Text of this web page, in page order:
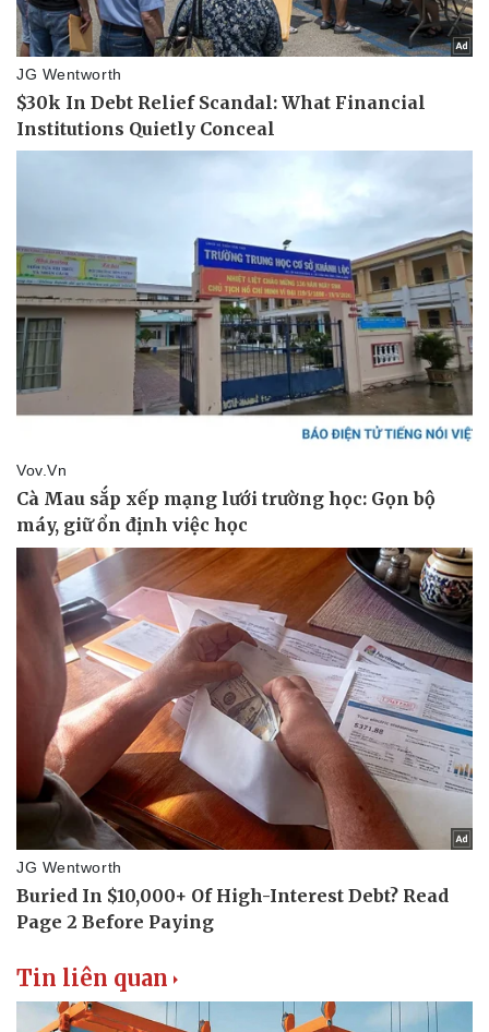
Thể thao
Lịch thi đấu bóng đá
Thế giới thể thao
eSports
Tin liên quan